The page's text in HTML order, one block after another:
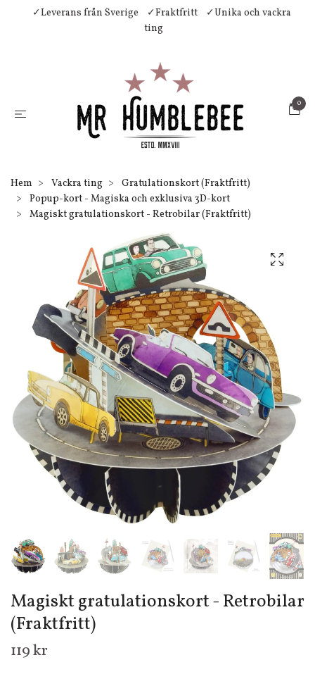
✓Leverans från Sverige ✓Fraktfritt
✓Unika och vackra
ting
0
Hem Vackra ting
Gratulationskort (Fraktfritt)
Popup-kort - Magiska och exklusiva 3D-kort
Magiskt gratulationskort - Retrobilar (Fraktfritt)
Magiskt gratulationskort - Retrobilar
(Fraktfritt)
119 kr